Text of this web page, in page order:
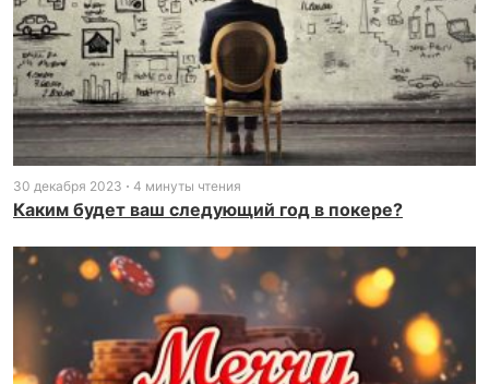
30 декабря 2023 4 минуты чтения
Каким будет ваш следующий год в покере?